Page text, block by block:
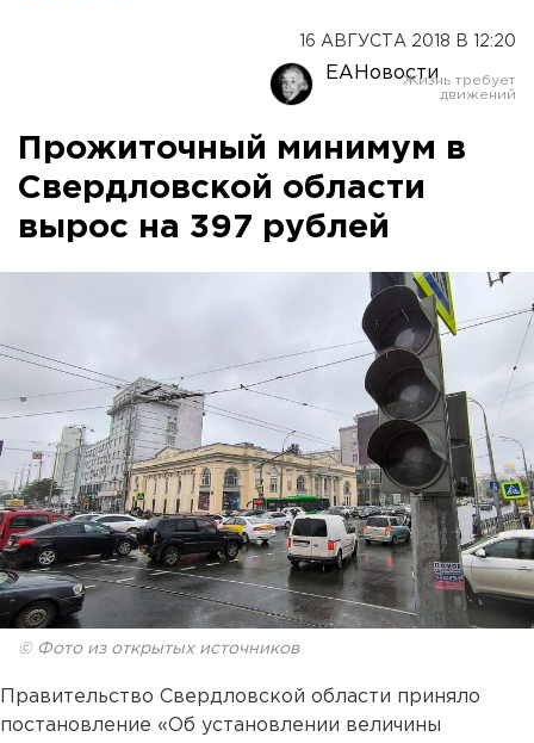
16 АВГУСТА 2018 В 12:20
ЕАНовости
Прожиточный минимум в
Свердловской области
вырос на 397 рублей
© Фото из открытых источников
Правительство Свердловской области приняло
постановление «Об установлении величины